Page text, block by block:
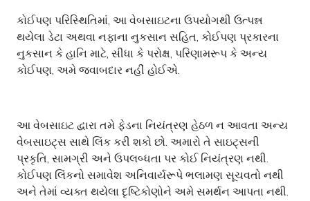
કોઈપણ પરિસ્થિતિમાં, આ વેબસાઇટના ઉપયોગથી ઉત્પન્ન
થયેલા ડેટા અથવા નફાના નુકસાન સહિત, કોઈપણ પ્રકારના
નુકસાન કે હાનિ માટે, સીધા કે પરોક્ષ, પરિણામરૂપ કે અન્ય
કોઈપણ, અમે જવાબદાર નહીં હોઈએ.
આ વેબસાઇટ દ્વારા તમે ફેડના નિયંત્રણ હેઠળ ન આવતા અન્ય
વેબસાઇટ્સ સાથે લિંક કરી શકો છો. અમારો તે સાઇટ્સની
પ્રકૃતિ, સામગ્રી અને ઉપલબ્ધતા પર કોઈ નિયંત્રણ નથી.
કોઈપણ લિંકનો સમાવેશ અનિવાર્યરૂપે ભલામણ સૂચવતો નથી
અને તેમાં વ્યક્ત થયેલા દૃષ્ટિકોણોને અમે સમર્થન આપતા નથી.